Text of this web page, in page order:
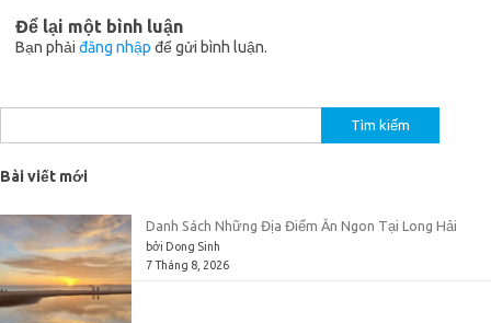
Để lại một bình luận
Bạn phải đăng nhập để gửi bình luận.
kiếm
cho:
Bài viết mới
Danh Sách Những Địa Điểm Ăn Ngon Tại Long Hải
bởi Dong Sinh
7 Tháng 8, 2026